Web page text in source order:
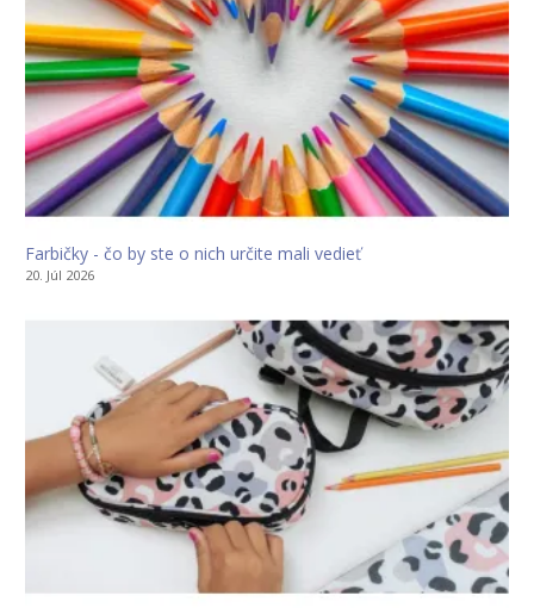
Farbičky - čo by ste o nich určite mali vedieť
20. Júl 2026